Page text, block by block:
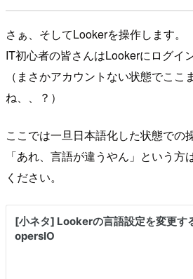
さぁ、そしてLookerを操作します。
IT初心者の皆さんはLookerにログイ
（まさかアカウントない状態でここ
ね、、？）
ここでは一旦日本語化した状態での
「あれ、言語が違うやん」という方
ください。